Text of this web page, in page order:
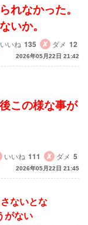
れなかった。
いか。
いいね 135 ダメ 12
2026年05月22日 21:42
この様な事が
いいね 111 ダメ 5
2026年05月22日 21:45
ないとな
がない